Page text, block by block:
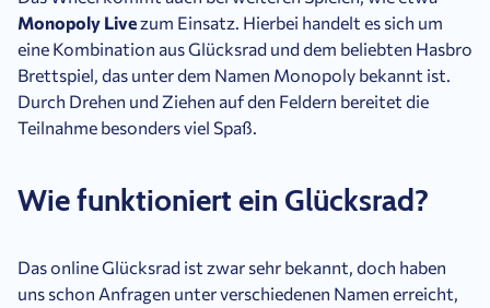
Monopoly Livezum Einsatz. Hierbei handelt es sich um
eine Kombination aus Glücksrad und dem beliebten Hasbro
Brettspiel, das unter dem Namen Monopoly bekannt ist.
Durch Drehen und Ziehen auf den Feldern bereitet die
Teilnahme besonders viel Spaß.
Wie funktioniert ein Glücksrad?
Das online Glücksrad ist zwar sehr bekannt, doch haben
uns schon Anfragen unter verschiedenen Namen erreicht,